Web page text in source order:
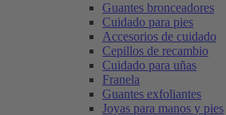
Guantes bronceadores
Cuidado para pies
Accesorios de cuidado
Cepillos de recambio
Cuidado para uñas
Franela
Guantes exfoliantes
Joyas para manos y pies